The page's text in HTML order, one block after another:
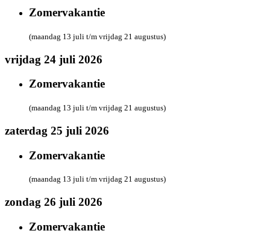
Zomervakantie
(maandag 13 juli t/m vrijdag 21 augustus)
vrijdag 24 juli 2026
Zomervakantie
(maandag 13 juli t/m vrijdag 21 augustus)
zaterdag 25 juli 2026
Zomervakantie
(maandag 13 juli t/m vrijdag 21 augustus)
zondag 26 juli 2026
Zomervakantie